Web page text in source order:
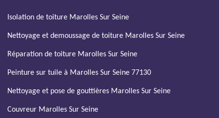
Isolation de toiture Marolles Sur Seine
Nettoyage et demoussage de toiture Marolles Sur Seine
Réparation de toiture Marolles Sur Seine
Peinture sur tuile à Marolles Sur Seine 77130
Nettoyage et pose de gouttières Marolles Sur Seine
Couvreur Marolles Sur Seine